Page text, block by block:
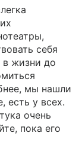
себя
жизни до
мы нашли
есть у всех.
очень
пока его